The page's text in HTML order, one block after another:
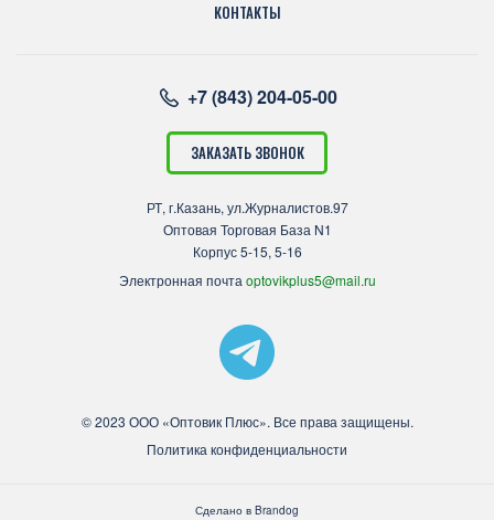
КОНТАКТЫ
+7 (843) 204-05-00
ЗАКАЗАТЬ ЗВОНОК
РТ, г.Казань, ул.Журналистов.97
Оптовая Торговая База N1
Корпус 5-15, 5-16
Электронная почта optovikplus5@mail.ru
© 2023 ООО «Оптовик Плюс». Все права защищены.
Политика конфиденциальности
Сделано в Brandog